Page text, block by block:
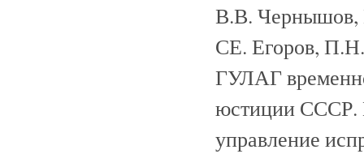
В.В. Чернышов,
СЕ. Егоров, П.Н.
ГУЛАГ
юстиции СССР.
управление